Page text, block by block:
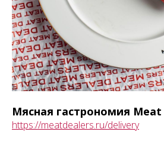
Мясная гастрономия
https://meatdealers.ru/delivery